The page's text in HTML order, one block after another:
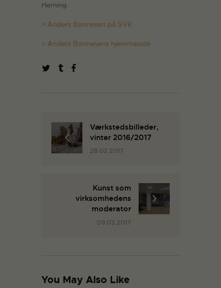
Herning.
> Anders Bonnesen på SVK
> Anders Bonnesens hjemmeside
Værkstedsbilleder,
vinter 2016/2017
28.02.2017
Kunst som
virksomhedens
moderator
09.03.2017
You May Also Like